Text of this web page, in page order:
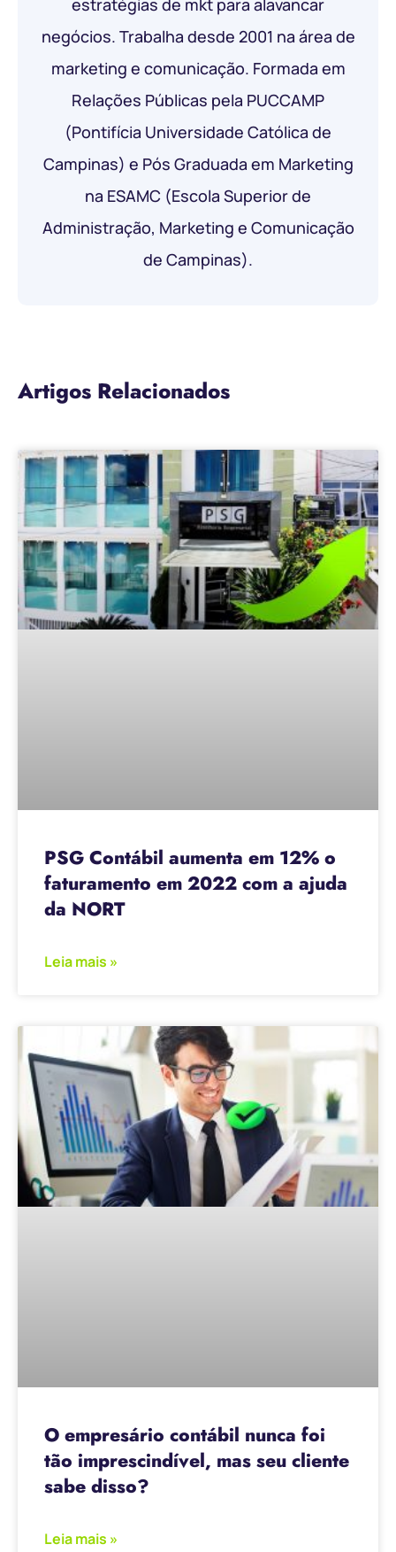
estratégias de mkt para alavancar
negócios. Trabalha desde 2001 na área de
marketing e comunicação. Formada em
Relações Públicas pela PUCCAMP
(Pontifícia Universidade Católica de
Campinas) e Pós Graduada em Marketing
na ESAMC (Escola Superior de
Administração, Marketing e Comunicação
de Campinas).
Artigos Relacionados
PSG Contábil aumenta em 12% o
faturamento em 2022 com a ajuda
da NORT
Leia mais »
O empresário contábil nunca foi
tão imprescindível, mas seu cliente
sabe disso?
Leia mais »